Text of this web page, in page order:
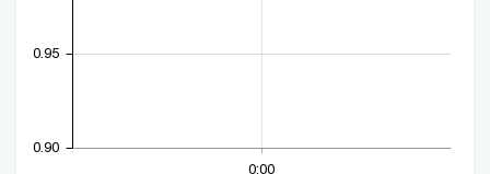
0:00
0.90
0.95